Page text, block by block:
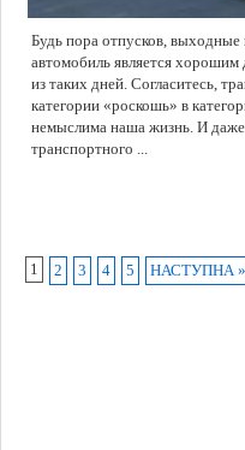
Будь пора отпусков, выходные
автомобиль является
из таких дней. Согласитесь,
категории «роскошь» в
немыслима наша жизнь. И даже
транспортного ...
1 2 3 4 5 НАСТУПНА »